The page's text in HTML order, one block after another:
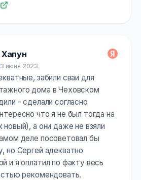
июня 2023
забили сваи для
дома в Чеховском
- сделали согласно
что я не был тогда на
новый), а они даже не взяли
деле посоветовал бы
но Сергей адекватно
и я оплатил по факту весь
рекомендовать.